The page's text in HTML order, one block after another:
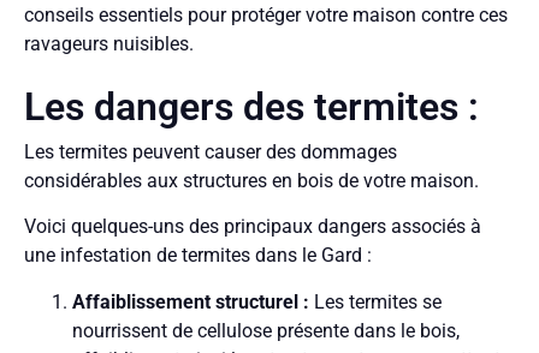
conseils essentiels pour protéger votre maison contre ces
ravageurs nuisibles.
Les dangers des termites :
Les termites peuvent causer des dommages
considérables aux structures en bois de votre maison.
Voici quelques-uns des principaux dangers associés à
une infestation de termites dans le Gard :
Affaiblissement structurel : Les termites se
nourrissent de cellulose présente dans le bois,